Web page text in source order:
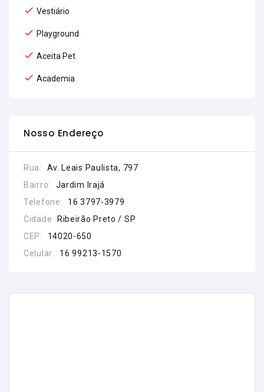
Vestiário
Playground
Aceita Pet
Academia
Nosso Endereço
Rua:
Av. Leais Paulista, 797
Bairro:
Jardim Irajá
Telefone:
16 3797-3979
Cidade
Ribeirão Preto / SP
CEP:
14020-650
Celular:
16 99213-1570